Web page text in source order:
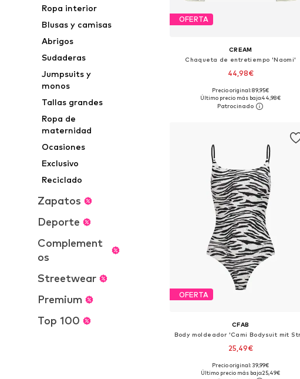
Ropa interior
Blusas y camisas
Abrigos
Sudaderas
Jumpsuits y
monos
Tallas grandes
Ropa de
maternidad
Ocasiones
Exclusivo
Reciclado
Zapatos
Deporte
Complement
os
Streetwear
Premium
Top 100
OFERTA
CREAM
Chaqueta de entretiempo 'Naomi'
44,98€
Tallas disponibles: S, M, L, XL, XXL
Añadir a la cesta
Precio original: 89,95€
Último precio más bajo:44,98€
OFERTA
CFAB
25,49€
+1
Tallas disponibles: XS, S, M, L, XL
Precio original: 39,99€
Último precio más bajo:25,49€